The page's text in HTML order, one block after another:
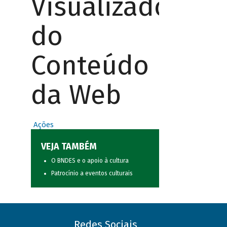
Visualizador
do
Conteúdo
da Web
Ações
VEJA TAMBÉM
O BNDES e o apoio à cultura
Patrocínio a eventos culturais
Redes Sociais